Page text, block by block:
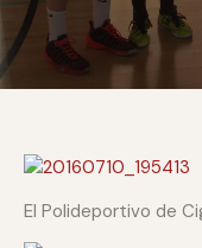
El Polideportivo de